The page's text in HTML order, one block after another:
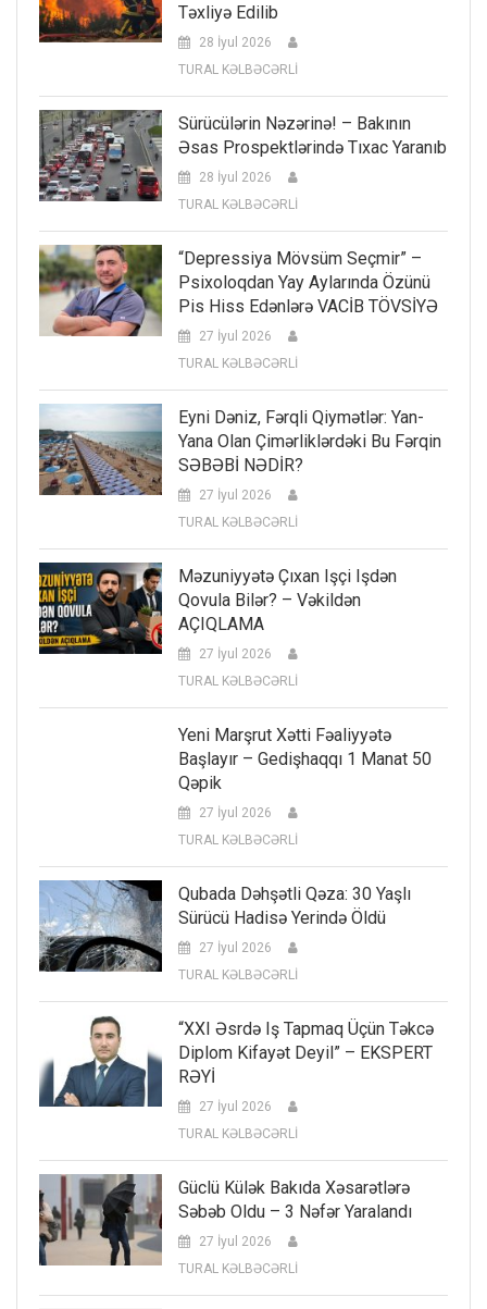
Təxliyə Edilib
28 İyul 2026
TURAL KƏLBƏCƏRLİ
Sürücülərin Nəzərinə! – Bakının
Əsas Prospektlərində Tıxac Yaranıb
28 İyul 2026
TURAL KƏLBƏCƏRLİ
“Depressiya Mövsüm Seçmir” –
Psixoloqdan Yay Aylarında Özünü
Pis Hiss Edənlərə VACİB TÖVSİYƏ
27 İyul 2026
TURAL KƏLBƏCƏRLİ
Eyni Dəniz, Fərqli Qiymətlər: Yan-
Yana Olan Çimərliklərdəki Bu Fərqin
SƏBƏBİ NƏDİR?
27 İyul 2026
TURAL KƏLBƏCƏRLİ
Məzuniyyətə Çıxan Işçi Işdən
Qovula Bilər? – Vəkildən
AÇIQLAMA
27 İyul 2026
TURAL KƏLBƏCƏRLİ
Yeni Marşrut Xətti Fəaliyyətə
Başlayır – Gedişhaqqı 1 Manat 50
Qəpik
27 İyul 2026
TURAL KƏLBƏCƏRLİ
Qubada Dəhşətli Qəza: 30 Yaşlı
Sürücü Hadisə Yerində Öldü
27 İyul 2026
TURAL KƏLBƏCƏRLİ
“XXI Əsrdə Iş Tapmaq Üçün Təkcə
Diplom Kifayət Deyil” – EKSPERT
RƏYİ
27 İyul 2026
TURAL KƏLBƏCƏRLİ
Güclü Külək Bakıda Xəsarətlərə
Səbəb Oldu – 3 Nəfər Yaralandı
27 İyul 2026
TURAL KƏLBƏCƏRLİ